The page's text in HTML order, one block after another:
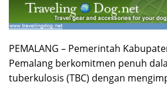
PEMALANG – Pemerintah
Pemalang berkomitmen penuh
tuberkulosis (TBC) dengan